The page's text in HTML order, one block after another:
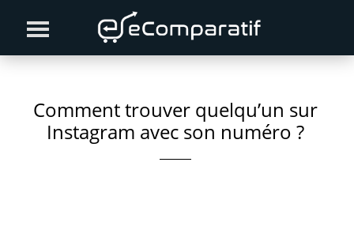
primary
content
primary
Comment trouver quelqu’un sur
Instagram avec son numéro ?